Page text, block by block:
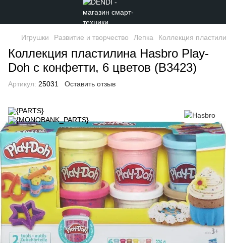
Игрушки Развитие и творчество Лепка Коллекция
Коллекция пластилина Hasbro Play-
Doh с конфетти, 6 цветов (B3423)
Артикул: 25031 Оставить отзыв